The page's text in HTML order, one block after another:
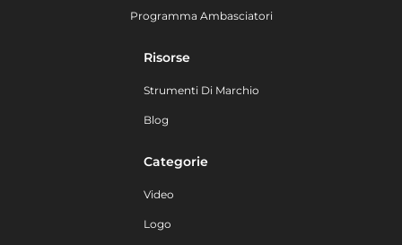
Programma Ambasciatori
Risorse
Strumenti Di Marchio
Blog
Categorie
Video
Logo